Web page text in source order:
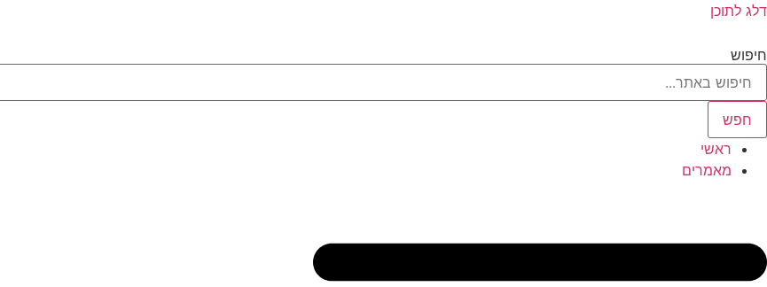
דלג לתוכן
חיפוש
חפש
ראשי
מאמרים